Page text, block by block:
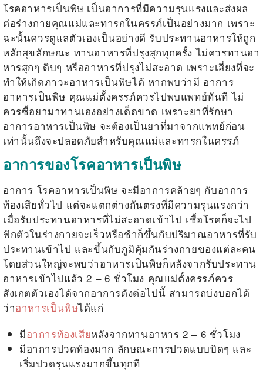
โรคอาหารเป็นพิษ เป็นอาการที่มีความรุนแรงและส่งผล
ต่อร่างกายคุณแม่และทารกในครรภ์เป็นอย่างมาก เพราะ
ฉะนั้นควรดูแลตัวเองเป็นอย่างดี รับประทานอาหารให้ถูก
หลักสุขลักษณะ ทานอาหารที่ปรุงสุกทุกครั้ง ไม่ควรทานอา
หารสุกๆ ดิบๆ หรืออาหารที่ปรุงไม่สะอาด เพราะเสี่ยงที่จะ
ทำให้เกิดภาวะอาหารเป็นพิษได้ หากพบว่ามี อาการ
อาหารเป็นพิษ คุณแม่ตั้งครรภ์ควรไปพบแพทย์ทันที ไม่
ควรซื้อยามาทานเองอย่างเด็ดขาด เพราะยาที่รักษา
อาการอาหารเป็นพิษ จะต้องเป็นยาที่มาจากแพทย์ก่อน
เท่านั้นถึงจะปลอดภัยสำหรับคุณแม่และทารกในครรภ์
อาการของโรคอาหารเป็นพิษ
อาการ โรคอาหารเป็นพิษ จะมีอาการคล้ายๆ กับอาการ
ท้องเสียทั่วไป แต่จะแตกต่างกันตรงที่มีความรุนแรงกว่า
เมื่อรับประทานอาหารที่ไม่สะอาดเข้าไป เชื้อโรคก็จะไป
ฟักตัวในร่างกายจะเร็วหรือช้าก็ขึ้นกับปริมาณอาหารที่รับ
ประทานเข้าไป และขึ้นกับภูมิคุ้มกันร่างกายของแต่ละคน
โดยส่วนใหญ่จะพบว่าอาหารเป็นพิษก็หลังจากรับประทาน
อาหารเข้าไปแล้ว 2 – 6 ชั่วโมง คุณแม่ตั้งครรภ์ควร
สังเกตตัวเองได้จากอาการดังต่อไปนี้ สามารถบ่งบอกได้
ว่าอาหารเป็นพิษได้แก่
มีอาการท้องเสียหลังจากทานอาหาร 2 – 6 ชั่วโมง
มีอาการปวดท้องมาก ลักษณะการปวดแบบบิดๆ และ
เริ่มปวดรุนแรงมากขึ้นทุกที